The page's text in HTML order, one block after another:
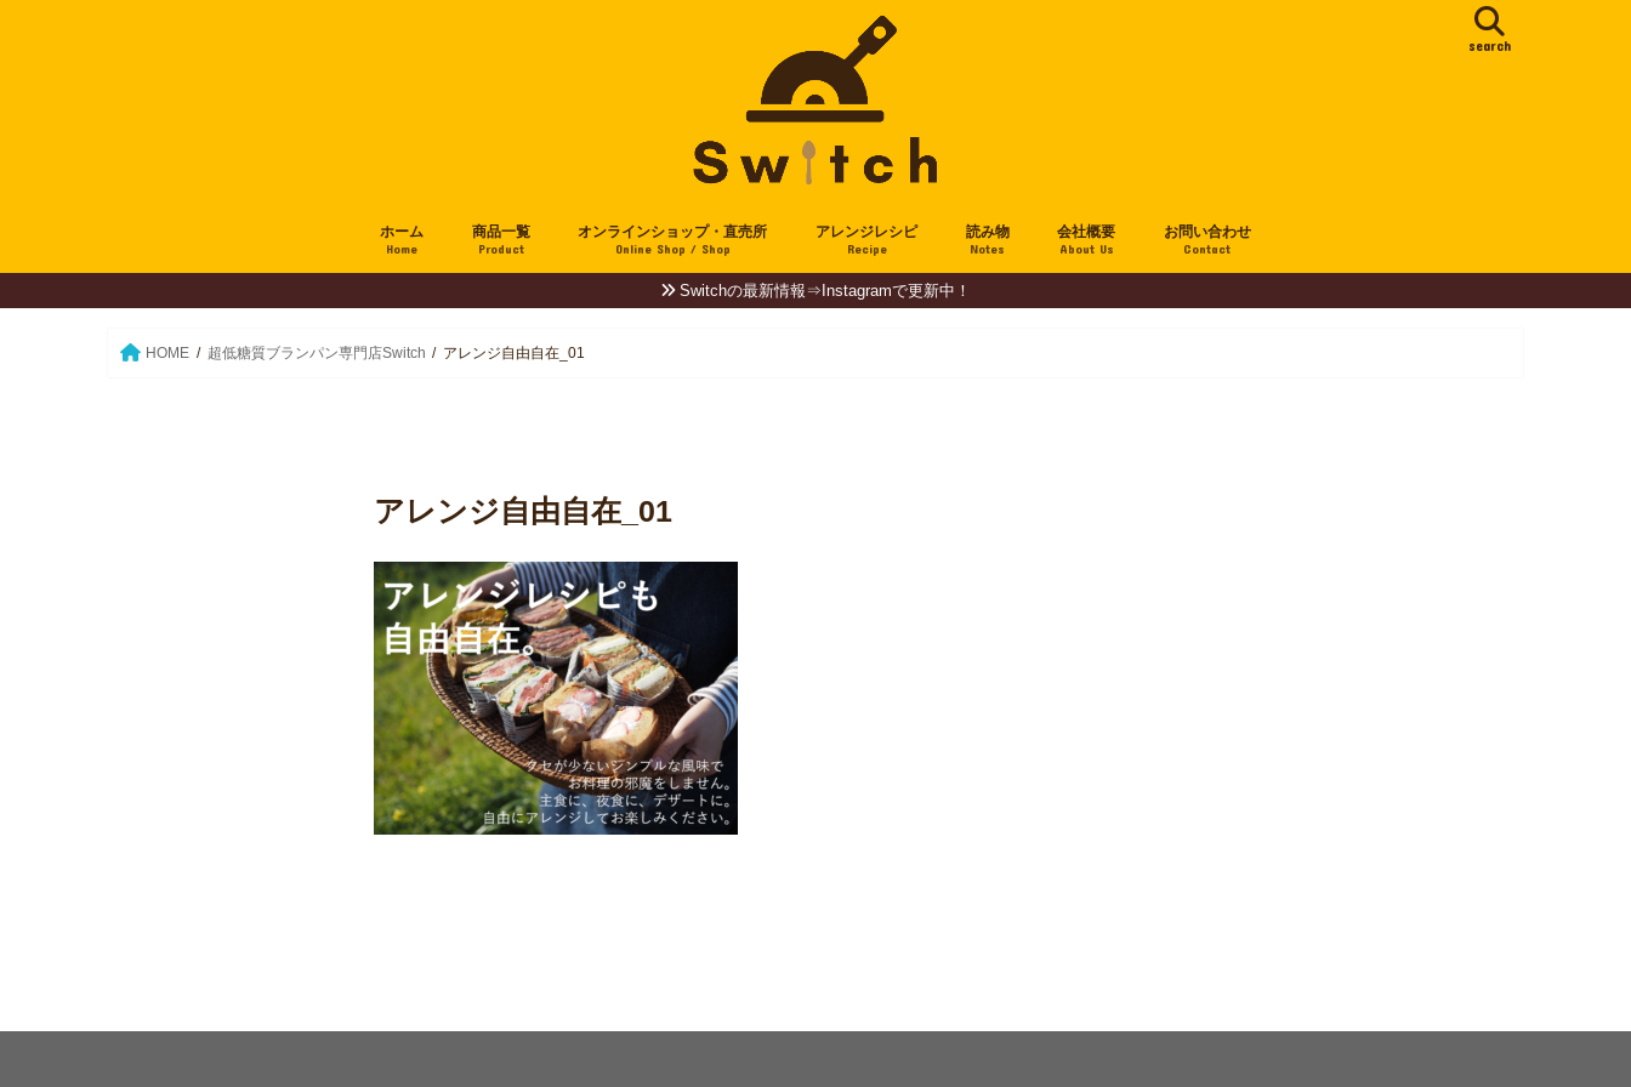
search
ホーム
Home
商品一覧
Product
オンラインショップ・直売所
Online Shop / Shop
アレンジレシピ
Recipe
読み物
Notes
会社概要
About Us
お問い合わせ
Contact
Switchの最新情報⇒Instagramで更新中！
HOME 超低糖質ブランパン専門店Switch アレンジ自由自在_01
アレンジ自由自在_01